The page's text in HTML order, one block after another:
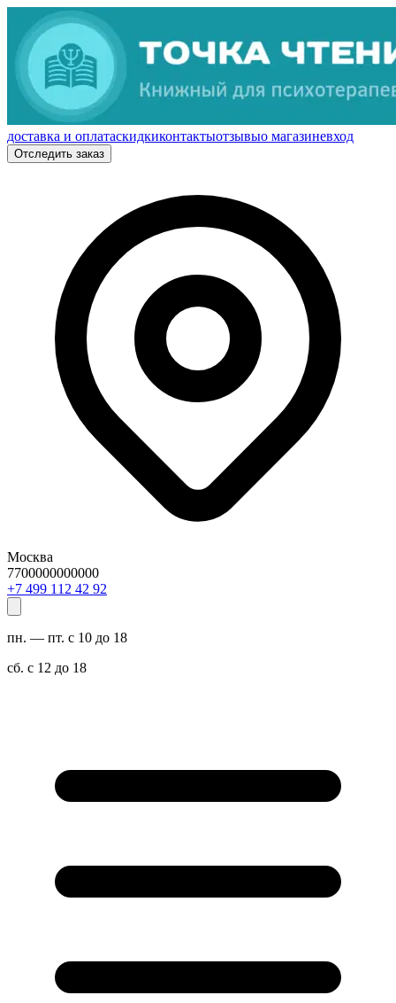
доставка и оплатаскидкиконтактыотзывыо магазиневход
Отследить заказ
Москва
7700000000000
29 24 211 994 7+
пн. — пт. с 10 до 18
сб. с 12 до 18